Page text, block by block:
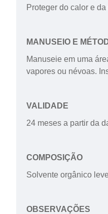
Proteger do calor e
MANUSEIO E
Manuseie em uma
vapores ou névoas.
VALIDADE
24 meses a partir da
COMPOSIÇÃO
Solvente orgânico
OBSERVAÇÕES